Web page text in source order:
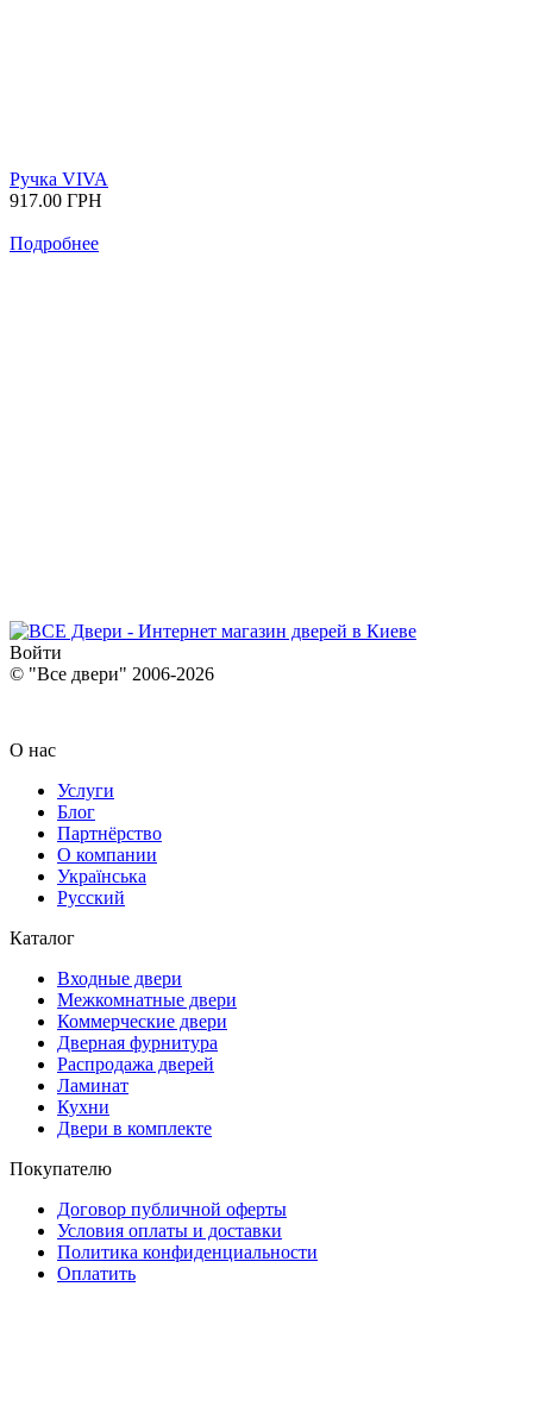
Ручка VIVA
917.00 ГРН
Подробнее
Войти
© "Все двери" 2006-2026
О нас
Услуги
Блог
Партнёрство
О компании
Українська
Русский
Каталог
Входные двери
Межкомнатные двери
Коммерческие двери
Дверная фурнитура
Распродажа дверей
Ламинат
Кухни
Двери в комплекте
Покупателю
Договор публичной оферты
Условия оплаты и доставки
Политика конфиденциальности
Оплатить